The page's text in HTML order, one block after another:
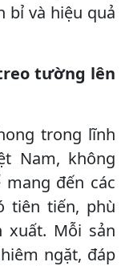
bỉ và hiệu quả
tường lên
trong lĩnh
Nam, không
đến các
tiên tiến, phù
xuất. Mỗi sản
ngặt, đáp